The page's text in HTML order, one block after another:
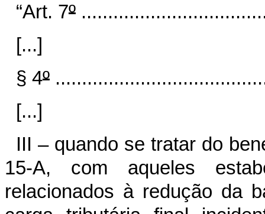
“Art. 7º
[...]
§ 4º
[...]
III – quando se tratar do
15-A, com aqueles
relacionados à redução da